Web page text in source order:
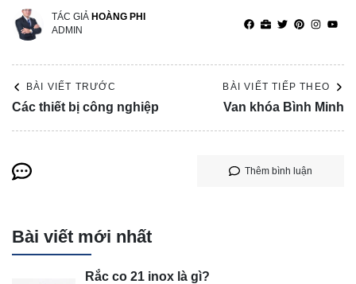
TÁC GIẢ HOÀNG PHI
ADMIN
BÀI VIẾT TRƯỚC
Các thiết bị công nghiệp
BÀI VIẾT TIẾP THEO
Van khóa Bình Minh
Thêm bình luận
Bài viết mới nhất
Rắc co 21 inox là gì?